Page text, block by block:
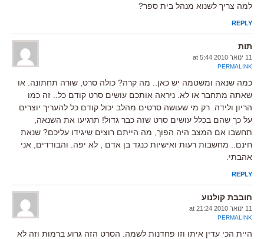
למה צריך לשנוא מנהל בית ספר?
REPLY
תות
11 ינואר 2010 at 5:44
PERMALINK
כמה שנאה ומשטמה יש כאן.. מה קרה? כולה סרט, שורה תחתונה. או
שאתה מתחבר או לא. ניראה אותכם עושים סרט קודם כל.. זה כמו
הריון ולידה. רק מי שעושה סרטים מהלב יכול קודם כל להעריך יוצרים
על כך שהם בכלל עושים סרט שזה כבר גדול! תרגיעו את השנאה,
תחשבו אם המצב היה הפוך, מה הייתם רוצים שיגידו עליכם? שנאת
חינם.. מחשבות רעות ואישיות כנגד בן אדם , לא יפה. והבודדים, אני
אהבתי.
REPLY
חובבת קולנוע
11 ינואר 2010 at 21:24
PERMALINK
היית הכי עדין איתו וזו פחדנות לשמה. הסרט הזה גרוע ברמות וזה לא